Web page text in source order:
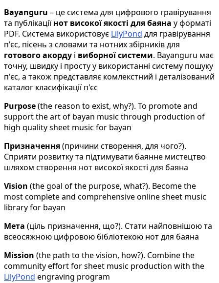
Bayanguru – це система для цифрового гравірування
та публікаціїнот високої якості для баяна у форматі
PDF. Система використовує LilyPond для гравірування
п'єс, пісень з словами та нотних збірників для
готового акорду і виборної системи. Bayanguru має
точну, швидку і просту у використанні систему пошуку
п'єс, а також представляє комлекстний і деталізований
каталог класифікації п'єс
Purpose(the reason to exist, why?). To promote and
support the art of bayan music through production of
high quality sheet music for bayan
Призначення(причини створення, для чого?).
Сприяти розвитку та підтимувати баянне мистецтво
шляхом створення нот високої якості для баяна
Vision (the goal of the purpose, what?). Become the
most complete and comprehensive online sheet music
library for bayan
Мета (ціль призначення, що?). Стати найповнішою та
всеосяжною цифровою бібліотекою нот для баяна
Mission (the path to the vision, how?). Combine the
community effort for sheet music production with the
LilyPond engraving program